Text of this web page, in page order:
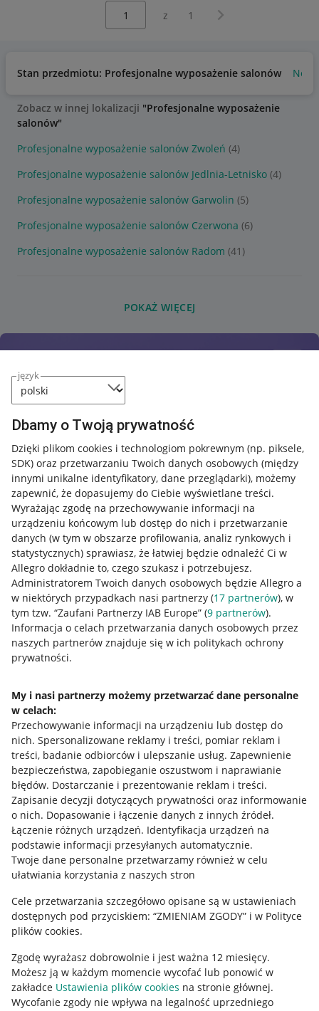
język
Dbamy o Twoją prywatność
Dzięki plikom cookies i technologiom pokrewnym (np. piksele,
SDK) oraz przetwarzaniu Twoich danych osobowych (między
innymi unikalne identyfikatory, dane przeglądarki), możemy
zapewnić, że dopasujemy do Ciebie wyświetlane treści.
Wyrażając zgodę na przechowywanie informacji na
urządzeniu końcowym lub dostęp do nich i przetwarzanie
danych (w tym w obszarze profilowania, analiz rynkowych i
statystycznych) sprawiasz, że łatwiej będzie odnaleźć Ci w
Allegro dokładnie to, czego szukasz i potrzebujesz.
Administratorem Twoich danych osobowych będzie Allegro a
w niektórych przypadkach nasi partnerzy (17 partnerów), w
tym tzw. “Zaufani Partnerzy IAB Europe” (9 partnerów).
Informacja o celach przetwarzania danych osobowych przez
naszych partnerów znajduje się w ich politykach ochrony
prywatności.
My i nasi partnerzy możemy przetwarzać dane personalne
w celach:
Przechowywanie informacji na urządzeniu lub dostęp do
nich. Spersonalizowane reklamy i treści, pomiar reklam i
treści, badanie odbiorców i ulepszanie usług. Zapewnienie
bezpieczeństwa, zapobieganie oszustwom i naprawianie
błędów. Dostarczanie i prezentowanie reklam i treści.
Zapisanie decyzji dotyczących prywatności oraz informowanie
o nich. Dopasowanie i łączenie danych z innych źródeł.
Łączenie różnych urządzeń. Identyfikacja urządzeń na
podstawie informacji przesyłanych automatycznie.
Twoje dane personalne przetwarzamy również w celu
ułatwiania korzystania z naszych stron
Cele przetwarzania szczegółowo opisane są w ustawieniach
dostępnych pod przyciskiem: “ZMIENIAM ZGODY” i w Polityce
plików cookies.
Zgodę wyrażasz dobrowolnie i jest ważna 12 miesięcy.
Możesz ją w każdym momencie wycofać lub ponowić w
zakładce Ustawienia plików cookies na stronie głównej.
Wycofanie zgody nie wpływa na legalność uprzedniego
z 1 Następna strona
Stan przedmiotu: Profesjonalne wyposażenie salonów Nowy
Zobacz w innej lokalizacji "Profesjonalne wyposażenie
salonów"
Profesjonalne wyposażenie salonów Zwoleń (4)
Profesjonalne wyposażenie salonów Jedlnia-Letnisko (4)
Profesjonalne wyposażenie salonów Garwolin (5)
Profesjonalne wyposażenie salonów Czerwona (6)
Profesjonalne wyposażenie salonów Radom (41)
POKAŻ WIĘCEJ
Przydatne informacje
Jak to działa
Allegro Gadane dla sprzedających
Allegro Gadane dla kupujących
Mapa miejscowości
Informacje prawne
Regulamin
Polityka plików "cookies"
Ustawienia plików "cookies"
Udostępnianie lokalizacji
Informacje dla Aktu o Usługach Cyfrowych
Pobierz aplikację